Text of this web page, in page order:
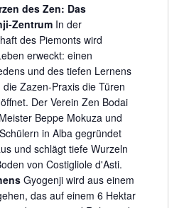
des Zen: Das
ZentrumIn der
des Piemonts wird
erweckt: einen
und des tiefen Lernens
Zazen-Praxis die Türen
Der Verein Zen Bodai
Beppe Mokuza und
in Alba gegründet
und schlägt tiefe Wurzeln
von Costigliole d'Asti.
Gyogenji wird aus einem
das auf einem 6 Hektar